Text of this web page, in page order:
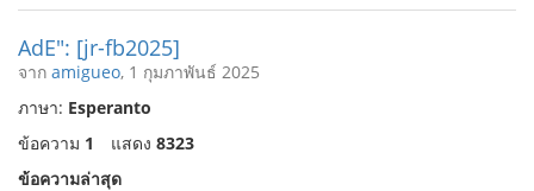
AdE": [jr-fb2025]
จาก amigueo, 1 กุมภาพันธ์ 2025
ภาษา: Esperanto
ข้อความ 1 แสดง 8323
ข้อความล่าสุด